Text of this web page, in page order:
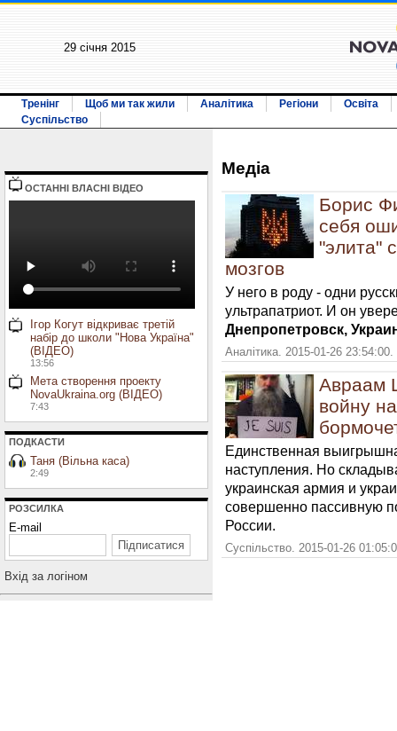
29 січня 2015
Тренінг Щоб ми так жили Аналітика Регіони
Освіта
Суспільство
ОСТАННI ВЛАСНI ВIДЕО
Ігор Когут відкриває третій
набір до школи "Нова Україна"
(ВІДЕО)
13:56
Мета створення проекту
NovaUkraina.org (ВІДЕО)
7:43
ПОДКАСТИ
Таня (Вільна каса)
2:49
РОЗСИЛКА
E-mail
Вхiд за логiном
Медiа
Борис
себя
"элита"
мозгов
У него в роду - одни
ультрапатриот. И он
Днепропетровск,
Аналітика. 2015-01-26
Авраам
войну
Единственная
наступления. Но
украинская армия и
совершенно пассивную
России.
Суспільство. 2015-01-26